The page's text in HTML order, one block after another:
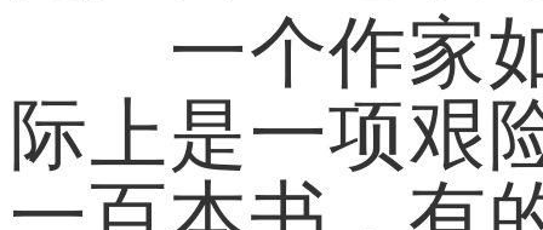
一个作家如
际上是一项艰